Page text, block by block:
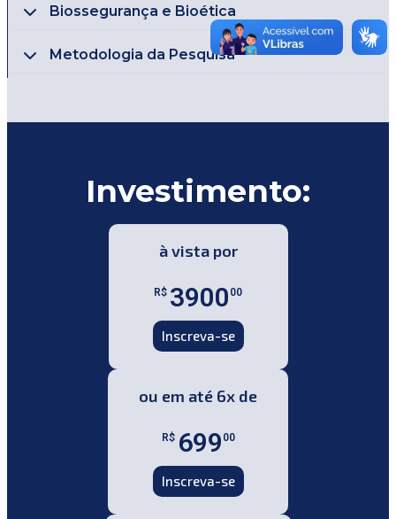
Biossegurança e Bioética
Metodologia da Pesquisa
Investimento:
à vista por
R$ 3900 00
Inscreva-se
ou em até 6x de
R$ 699 00
Inscreva-se